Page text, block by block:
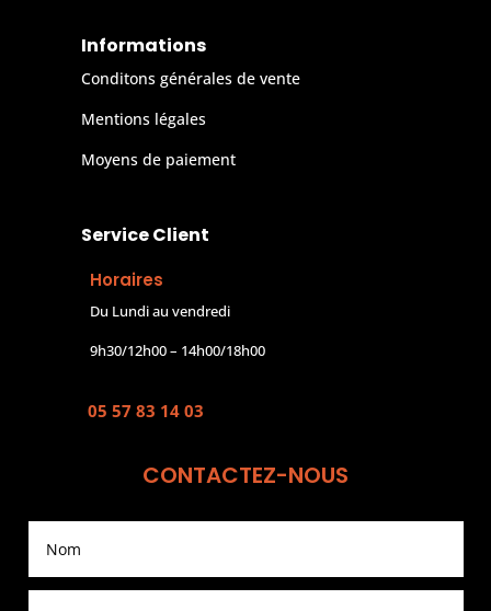
Informations
Conditons générales de vente
Mentions légales
Moyens de paiement
Service Client
Horaires
Du Lundi au vendredi
9h30/12h00 – 14h00/18h00
05 57 83 14 03
CONTACTEZ-NOUS